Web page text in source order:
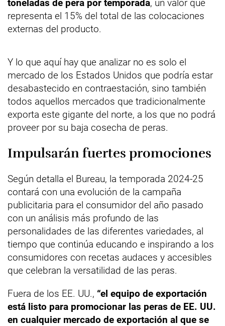
toneladas de pera por temporada, un valor que
representa el 15% del total de las colocaciones
externas del producto.
Y lo que aquí hay que analizar no es solo el
mercado de los Estados Unidos que podría estar
desabastecido en contraestación, sino también
todos aquellos mercados que tradicionalmente
exporta este gigante del norte, a los que no podrá
proveer por su baja cosecha de peras.
Impulsarán fuertes promociones
Según detalla el Bureau, la temporada 2024-25
contará con una evolución de la campaña
publicitaria para el consumidor del año pasado
con un análisis más profundo de las
personalidades de las diferentes variedades, al
tiempo que continúa educando e inspirando a los
consumidores con recetas audaces y accesibles
que celebran la versatilidad de las peras.
Fuera de los EE. UU., “el equipo de exportación
está listo para promocionar las peras de EE. UU.
en cualquier mercado de exportación al que se